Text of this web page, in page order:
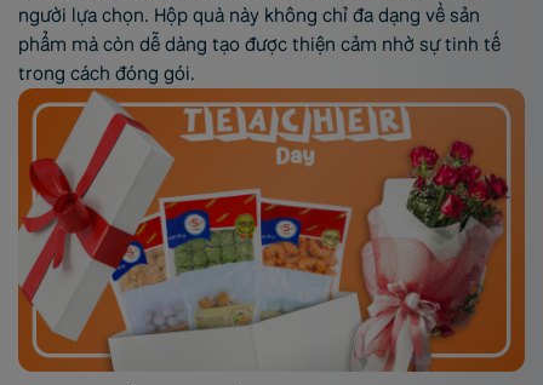
người lựa chọn. Hộp quà này không chỉ đa dạng về sản
phẩm mà còn dễ dàng tạo được thiện cảm nhờ sự tinh tế
trong cách đóng gói.